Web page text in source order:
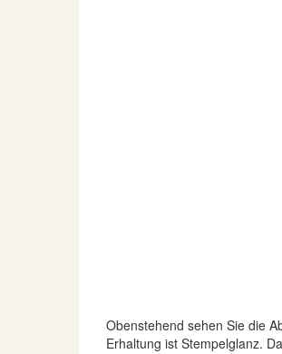
Obenstehend sehen Sie die
Erhaltung ist Stempelglanz.